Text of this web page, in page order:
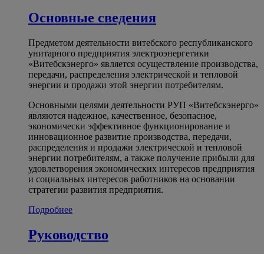
Основные сведения
Предметом деятельности витебского республиканского
унитарного предприятия электроэнергетики
«Витебскэнерго» является осуществление производства,
передачи, распределения электрической и тепловой
энергии и продажи этой энергии потребителям.
Основными целями деятельности РУП «Витебскэнерго»
являются надежное, качественное, безопасное,
экономически эффективное функционирование и
инновационное развитие производства, передачи,
распределения и продажи электрической и тепловой
энергии потребителям, а также получение прибыли для
удовлетворения экономических интересов предприятия
и социальных интересов работников на основании
стратегии развития предприятия.
Подробнее
Руководство